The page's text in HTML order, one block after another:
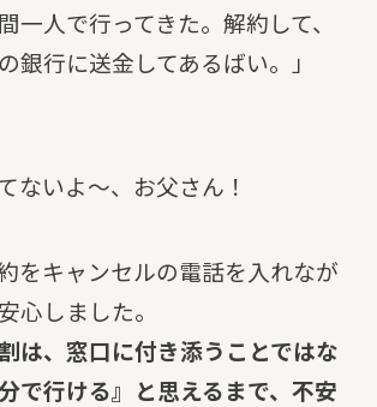
一人で行ってきた。解約して、
銀行に送金してあるばい。」
ないよ～、お父さん！
をキャンセルの電話を入れなが
心しました。
は、窓口に付き添うことではな
で行ける』と思えるまで、不安